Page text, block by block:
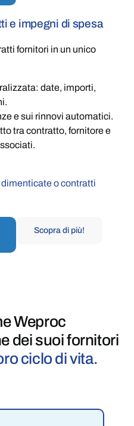
e impegni di spesa
fornitori in un unico
date, importi,
e sui rinnovi automatici.
tra contratto, fornitore e
o contratti
Scopra di più!
Weproc
dei suoi fornitori
ciclo di vita.